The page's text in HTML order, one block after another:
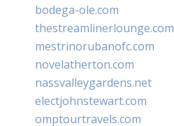
bodega-ole.com
thestreamlinerlounge.com
mestrinorubanofc.com
novelatherton.com
nassvalleygardens.net
electjohnstewart.com
omptourtravels.com